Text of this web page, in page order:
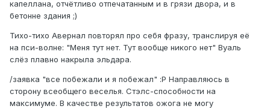
капеллана, отчётливо отпечатанным и в грязи двора, и в
бетонне здания ;)
Тихо-тихо Авернал повторял про себя фразу, транслируя её
на пси-волне: "Меня тут нет. Тут вообще никого нет" Вуаль
слёз плавно накрыла эльдара.
/заявка "все побежали и я побежал" :P Направляюсь в
сторону всеобщего веселья. Стэлс-способности на
максимуме. В качестве результатов ожога не могу